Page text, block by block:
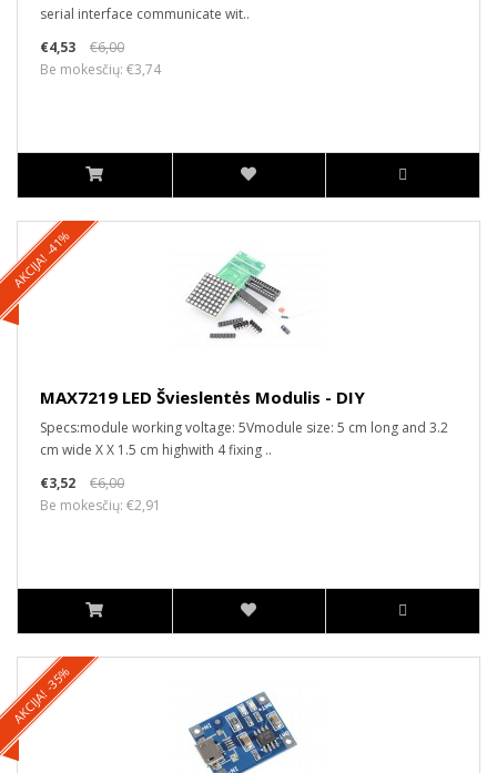
serial interface communicate wit..
€4,53
€6,00
Be mokesčių: €3,74
AKCIJA! -41%
MAX7219 LED Švieslentės Modulis - DIY
Specs:module working voltage: 5Vmodule size: 5 cm long and 3.2
cm wide X X 1.5 cm highwith 4 fixing ..
€3,52
€6,00
Be mokesčių: €2,91
AKCIJA! -35%